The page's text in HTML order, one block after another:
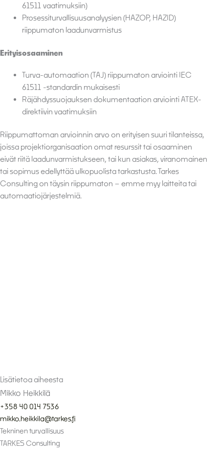
61511 vaatimuksiin)
Prosessiturvallisuusanalyysien (HAZOP, HAZID)
riippumaton laadunvarmistus
Erityisosaaminen
Turva-automaation (TAJ) riippumaton arviointi IEC
61511 -standardin mukaisesti
Räjähdyssuojauksen dokumentaation arviointi ATEX-
direktiivin vaatimuksiin
Riippumattoman arvioinnin arvo on erityisen suuri tilanteissa,
joissa projektiorganisaation omat resurssit tai osaaminen
eivät riitä laadunvarmistukseen, tai kun asiakas, viranomainen
tai sopimus edellyttää ulkopuolista tarkastusta. Tarkes
Consulting on täysin riippumaton – emme myy laitteita tai
automaatiojärjestelmiä.
Lisätietoa aiheesta
Mikko Heikkilä
+358 40 014 7536
mikko.heikkila@tarkes.fi
Tekninen turvallisuus
TARKES Consulting